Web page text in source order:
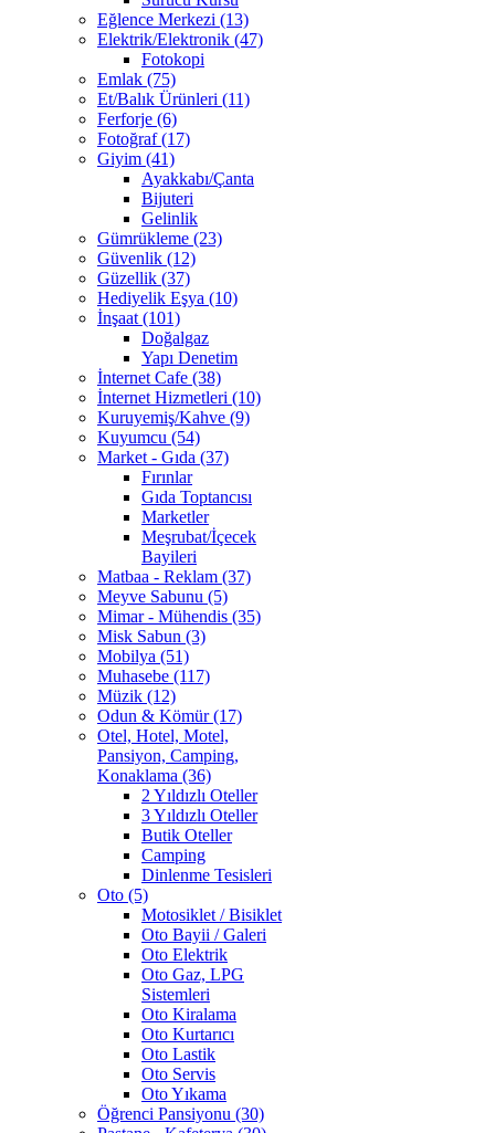
Eğlence Merkezi (13)
Elektrik/Elektronik (47)
Fotokopi
Emlak (75)
Et/Balık Ürünleri (11)
Ferforje (6)
Fotoğraf (17)
Giyim (41)
Ayakkabı/Çanta
Bijuteri
Gelinlik
Gümrükleme (23)
Güvenlik (12)
Güzellik (37)
Hediyelik Eşya (10)
İnşaat (101)
Doğalgaz
Yapı Denetim
İnternet Cafe (38)
İnternet Hizmetleri (10)
Kuruyemiş/Kahve (9)
Kuyumcu (54)
Market - Gıda (37)
Fırınlar
Gıda Toptancısı
Marketler
Meşrubat/İçecek
Bayileri
Matbaa - Reklam (37)
Meyve Sabunu (5)
Mimar - Mühendis (35)
Misk Sabun (3)
Mobilya (51)
Muhasebe (117)
Müzik (12)
Odun & Kömür (17)
Otel, Hotel, Motel,
Pansiyon, Camping,
Konaklama (36)
2 Yıldızlı Oteller
3 Yıldızlı Oteller
Butik Oteller
Camping
Dinlenme Tesisleri
Oto (5)
Motosiklet / Bisiklet
Oto Bayii / Galeri
Oto Elektrik
Oto Gaz, LPG
Sistemleri
Oto Kiralama
Oto Kurtarıcı
Oto Lastik
Oto Servis
Oto Yıkama
Öğrenci Pansiyonu (30)